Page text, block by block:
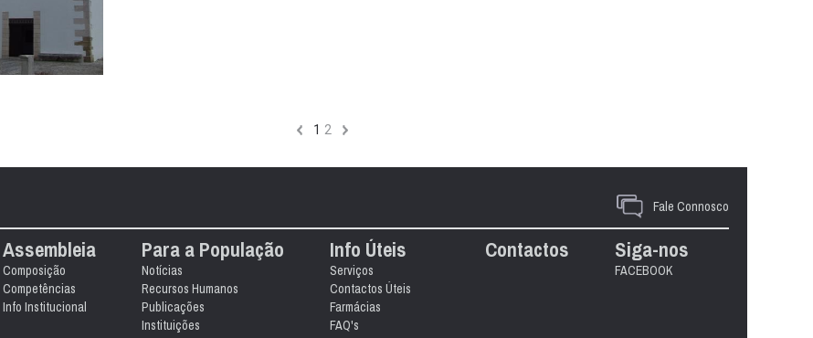
1 2
Fale Connosco
Assembleia
Composição
Competências
Info Institucional
Para a População
Notícias
Recursos Humanos
Publicações
Instituições
Info Úteis
Serviços
Contactos Úteis
Farmácias
FAQ's
Contactos Siga-nos
FACEBOOK